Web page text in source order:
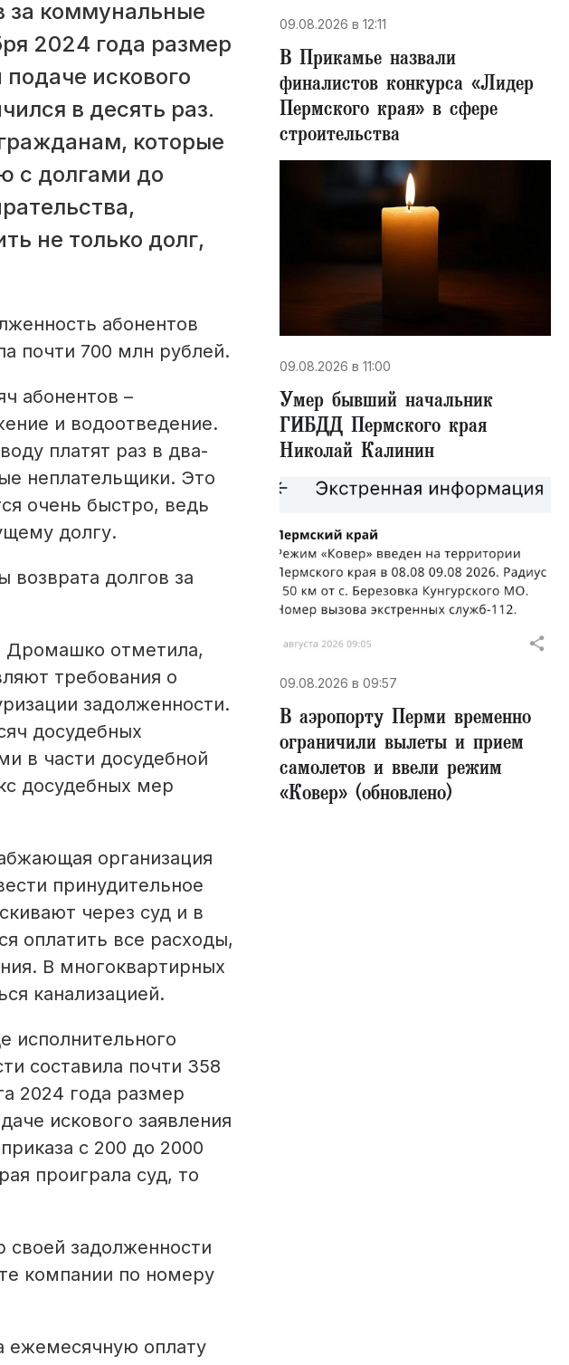
за коммунальные
2024 года размер
искового
в десять раз.
которые
с долгами до
не только долг,
абонентов
почти 700 млн рублей.
абонентов –
и водоотведение.
платят раз в два-
неплательщики. Это
очень быстро, ведь
долгу.
долгов за
Дромашко отметила,
требования о
задолженности.
досудебных
в части досудебной
досудебных мер
организация
принудительное
через суд и в
оплатить все расходы,
В многоквартирных
канализацией.
исполнительного
составила почти 358
2024 года размер
искового заявления
с 200 до 2000
проиграла суд, то
задолженности
компании по номеру
ежемесячную оплату
09.08.2026 в 12:11
В Прикамье назвали
финалистов конкурса «Лидер
Пермского края» в сфере
строительства
09.08.2026 в 11:00
Умер бывший начальник
ГИБДД Пермского края
Николай Калинин
09.08.2026 в 09:57
В аэропорту Перми временно
ограничили вылеты и прием
самолетов и ввели режим
«Ковер» (обновлено)